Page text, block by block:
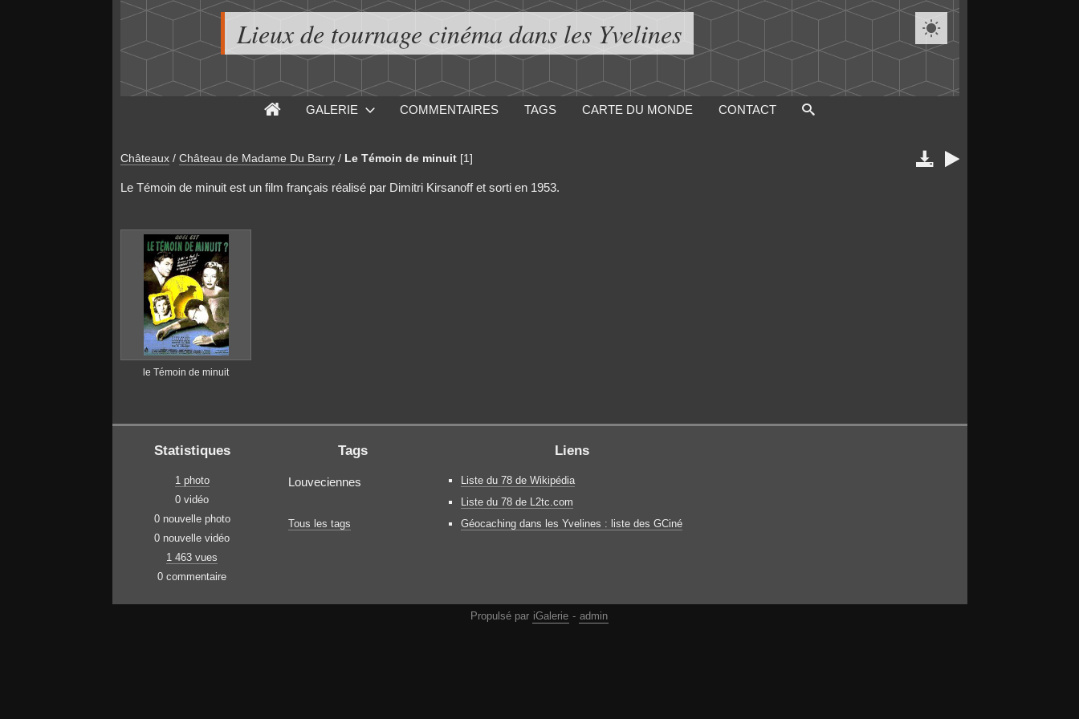
Lieux de tournage cinéma dans les Yvelines 
GALERIE COMMENTAIRES TAGS CARTE DU MONDE CONTACT
Châteaux / Château de Madame Du Barry / Le Témoin de minuit [1]  
Le Témoin de minuit est un film français réalisé par Dimitri Kirsanoff et sorti en 1953.
le Témoin de minuit
Statistiques
1 photo
0 vidéo
0 nouvelle photo
0 nouvelle vidéo
1 463 vues
0 commentaire
Tags
Louveciennes
Tous les tags
Liens
Liste du 78 de Wikipédia
Liste du 78 de L2tc.com
Géocaching dans les Yvelines : liste des GCiné
Propulsé par iGalerie - admin